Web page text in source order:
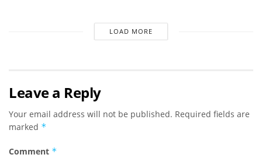
LOAD MORE
Leave a Reply
Your email address will not be published. Required fields are
marked *
Comment *